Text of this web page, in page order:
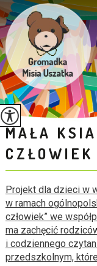
MAŁA
CZŁOWIEK
Projekt dla dzieci w
w ramach
człowiek” we
ma zachęcić
i codziennego
przedszkolnym,